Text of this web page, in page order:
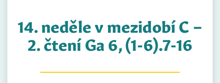
14. neděle v mezidobí C –
2. čtení Ga 6, (1-6).7-16